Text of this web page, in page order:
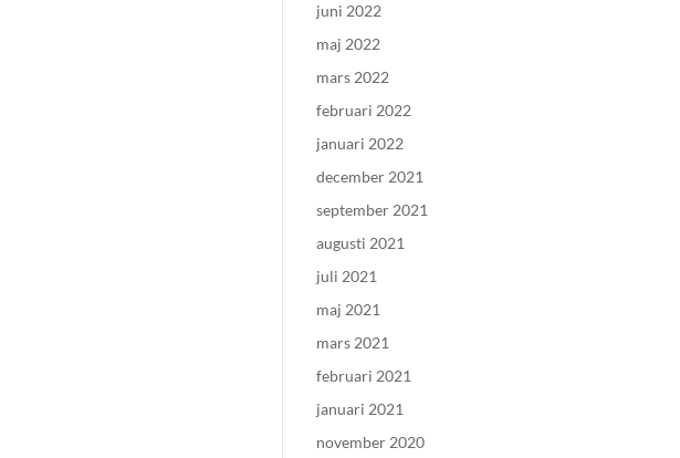
juni 2022
maj 2022
mars 2022
februari 2022
januari 2022
december 2021
september 2021
augusti 2021
juli 2021
maj 2021
mars 2021
februari 2021
januari 2021
november 2020